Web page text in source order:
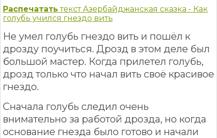
Распечатать текст Азербайджанская сказка - Как
голубь учился гнездо вить
Не умел голубь гнездо вить и пошёл к
дрозду поучиться. Дрозд в этом деле был
большой мастер. Когда прилетел голубь,
дрозд только что начал вить своё красивое
гнездо.
Сначала голубь следил очень
внимательно за работой дрозда, но когда
основание гнезда было готово и начали